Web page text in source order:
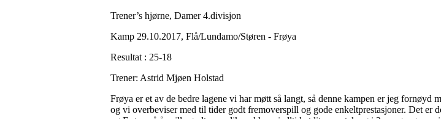
Trener’s hjørne, Damer 4.divisjon
Kamp 29.10.2017, Flå/Lundamo/Støren - Frøya
Resultat : 25-18
Trener: Astrid Mjøen Holstad
Frøya er et av de bedre lagene vi har møtt så langt, så denne kampen er jeg
og vi overbeviser med til tider godt fremoverspill og gode enkeltprestasjoner. Det er